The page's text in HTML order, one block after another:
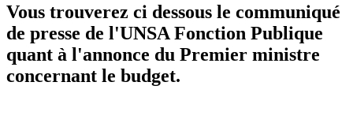
Vous trouverez ci dessous le communiqué
de presse de l'UNSA Fonction Publique
quant à l'annonce du Premier ministre
concernant le budget.